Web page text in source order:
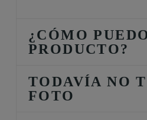
¿CÓMO
PRODUCTO?
TODAVÍA NO
FOTO